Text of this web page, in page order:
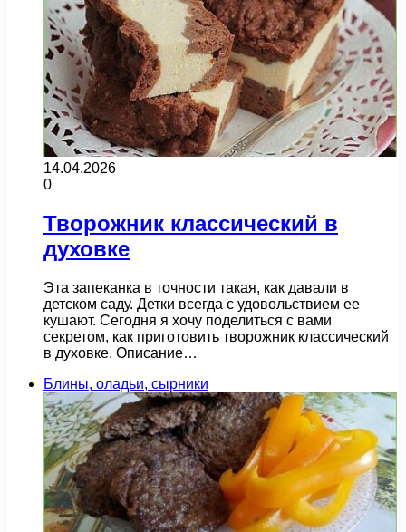
14.04.2026
0
Творожник классический в
духовке
Эта запеканка в точности такая, как давали в
детском саду. Детки всегда с удовольствием ее
кушают. Сегодня я хочу поделиться с вами
секретом, как приготовить творожник классический
в духовке. Описание…
Блины, оладьи, сырники